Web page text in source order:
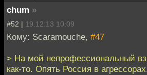
chum »
#52 | 19.12.13 10:09
Кому: Scaramouche, #47
> На мой непрофессиональный
как-то. Опять Россия в